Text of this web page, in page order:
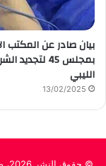
بيان صادر عن المكتب
بمجلس 45 لتجديد
الليبي
13/02/2025
© حقوق النشر 2026، صحيفة الوقت |